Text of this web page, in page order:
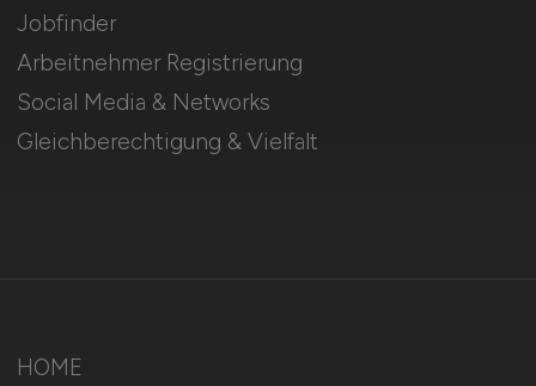
Jobfinder
Arbeitnehmer Registrierung
Social Media & Networks
Gleichberechtigung & Vielfalt
HOME